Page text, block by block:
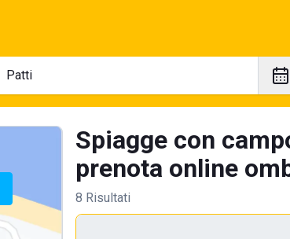
Spiagge con
prenota online
8 Risultati